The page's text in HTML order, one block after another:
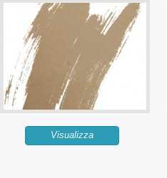
Visualizza